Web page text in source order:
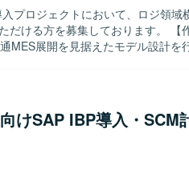
プロジェクトにおいて、ロジ領域
募集しております。 【作業内容】 ロジ
MES展開を見据えたモデル設計を
設計からトレーニングまでやり切
意識しながら関係者と円滑にコミ
しいです。 【ポジションの魅力】
工場への共通MES展開を見据え
けSAP IBP導入・SCM